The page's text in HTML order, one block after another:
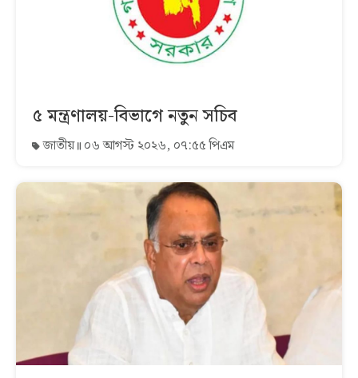
৫ মন্ত্রণালয়-বিভাগে নতুন সচিব
জাতীয় ০৬ আগস্ট ২০২৬, ০৭:৫৫ পিএম